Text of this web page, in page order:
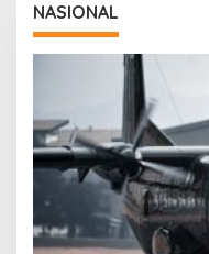
NASIONAL